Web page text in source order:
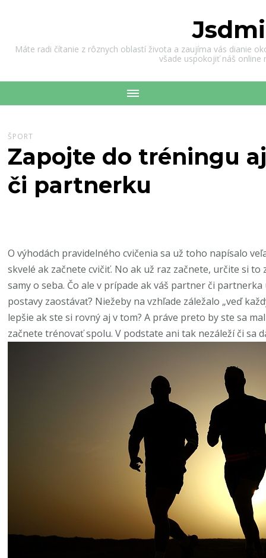
Jsdmi
Máte radi čítanie z rôznych oblastí života a zaujíma vás dianie
všade uspokojiť náš online
ŠPORT
Zapojte do tréningu
či partnerku
O výhodách pravidelného cvičenia sa už toho napísalo
skvelé ak začnete cvičiť. No ak už raz začnete, určite si
samy o seba. Čo ale v prípade ak váš partner či
postavy zaostávať? Niežeby na vzhľade záležalo „veď
lepšie ak ste si rovný aj v tom? A práve preto by ste sa
začnete trénovať spolu. V podstate ani tak nezáleží či sa